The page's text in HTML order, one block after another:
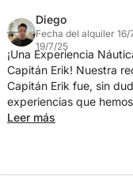
Diego
Fecha del alquiler
19/7/25
¡Una Experiencia
Capitán Erik! Nuestra
Capitán Erik fue, sin
experiencias que
el momento en que
Leer más